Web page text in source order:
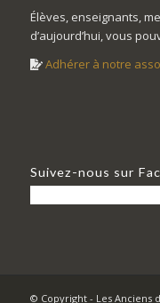
Élèves, enseignants,
d’aujourd’hui, vous
Adhérer à notre
Suivez-nous sur
© Copyright - Les Anciens